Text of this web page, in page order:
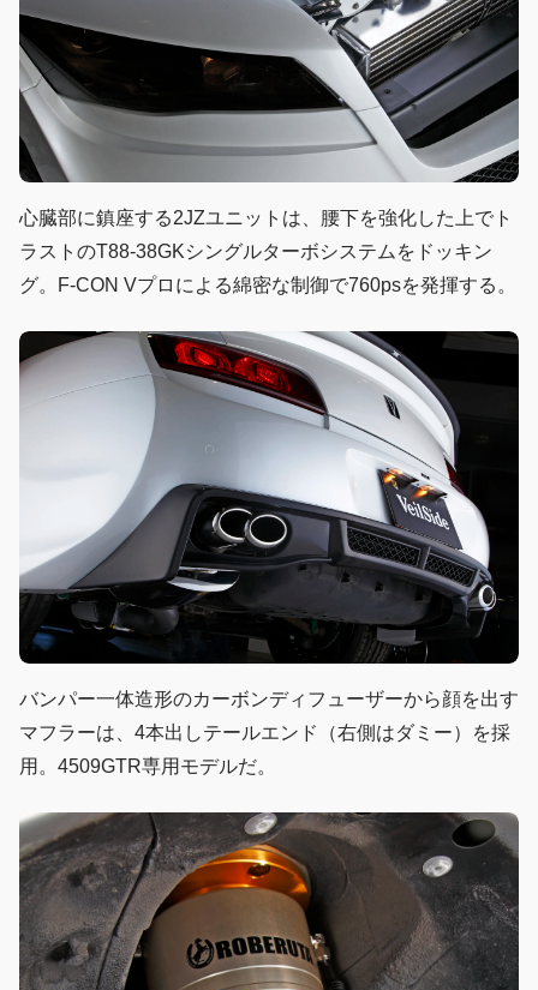
心臓部に鎮座する2JZユニットは、腰下を強化した上でト
ラストのT88-38GKシングルターボシステムをドッキン
グ。F-CON Vプロによる綿密な制御で760psを発揮する。
バンパー一体造形のカーボンディフューザーから顔を出す
マフラーは、4本出しテールエンド（右側はダミー）を採
用。4509GTR専用モデルだ。